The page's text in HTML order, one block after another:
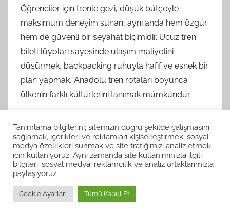
Öğrenciler için trenle gezi, düşük bütçeyle
maksimum deneyim sunan, aynı anda hem özgür
hem de güvenli bir seyahat biçimidir. Ucuz tren
bileti tüyoları sayesinde ulaşım maliyetini
düşürmek, backpacking ruhuyla hafif ve esnek bir
plan yapmak, Anadolu tren rotaları boyunca
ülkenin farklı kültürlerini tanımak mümkündür.
tren yolculuğu, sadece şehir değiştirdiğiniz bir tatil
olmaktan çıkar, kişisel gelişiminize katkı sağlayan,
ufkunuzu genişleten bir keşif yolculuğuna
dönüşür. Siz de ilk adımı atarak basit bir rota
belirleyebilir, kısa da olsa bir tren kaçamağıyla bu
deneyimi yaşamaya başlayabilirsiniz. Bir kez yola
Tanımlama bilgilerini; sitemizin doğru şekilde çalışmasını
sağlamak, içerikleri ve reklamları kişiselleştirmek, sosyal
medya özellikleri sunmak ve site trafiğimizi analiz etmek
için kullanıyoruz. Aynı zamanda site kullanımınızla ilgili
bilgileri; sosyal medya, reklamcılık ve analiz ortaklarımızla
paylaşıyoruz.
Cookie Ayarları Tümü Kabul Et